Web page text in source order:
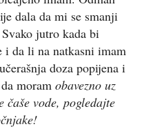
dala da mi se smanji
jutro kada bi
i da li na natkasni imam
doza popijena i
moram obavezno uz
čaše vode, pogledajte